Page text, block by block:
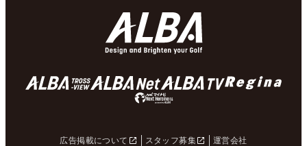
広告掲載について スタッフ募集
運営会社